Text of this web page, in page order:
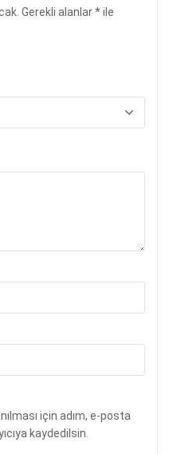
Gerekli alanlar*ile
için adım, e-posta
kaydedilsin.